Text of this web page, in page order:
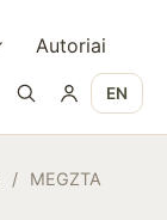
Autoriai
EN
/
MEGZTA